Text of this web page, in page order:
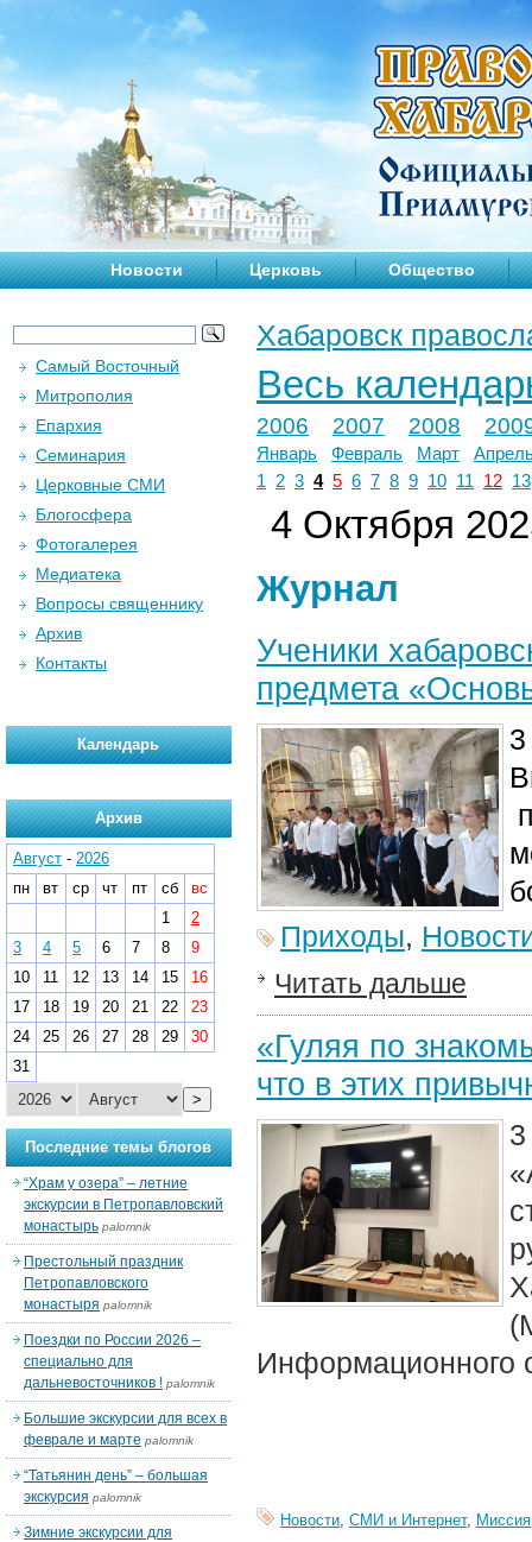
Новости Церковь Общество
Хабаровск
Весь
2006 2007 2008
Январь Февраль Март
1
2 3 4 5 6 7 8 9 10 11 12 13
4 Октября
Журнал
Ученики
предмета
Приходы,
Читать дальше
«Гуляя по
что в этих
Информационного
Новости, СМИ и Интернет, Миссия
Самый Восточный
Митрополия
Епархия
Семинария
Церковные СМИ
Блогосфера
Фотогалерея
Медиатека
Вопросы священнику
Архив
Контакты
Календарь
Архив
Август - 2026
пн
вт ср чт пт сб
вс
1
2
3
4 5 6 7 8
9
10
11 12 13 14 15
16
17
18 19 20 21 22
23
24
25 26 27 28 29
30
31
>
Последние темы блогов
“Храм у озера” – летние
экскурсии в Петропавловский
монастырь palomnik
Престольный праздник
Петропавловского
монастыря palomnik
Поездки по России 2026 –
специально для
дальневосточников ! palomnik
Большие экскурсии для всех в
феврале и марте palomnik
“Татьянин день” – большая
экскурсия palomnik
Зимние экскурсии для